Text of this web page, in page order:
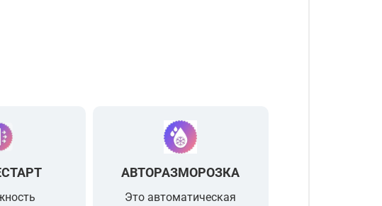
АВТОРАЗМОРОЗКА
Это автоматическая